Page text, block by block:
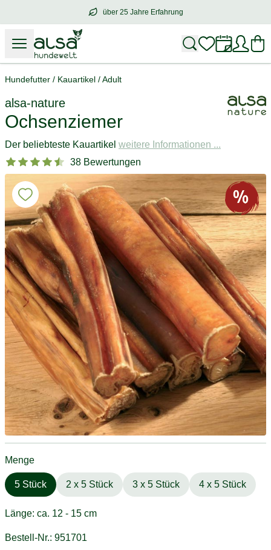
über 25 Jahre Erfahrung
über25 Jahre Erfahrung
Hundefutter / Kauartikel /Adult
alsa-nature
Ochsenziemer
Der beliebteste Kauartikel weitere Informationen ...
38 Bewertungen
Menge
5 Stück 2 x 5 Stück 3 x 5 Stück 4 x 5 Stück
Länge: ca. 12 - 15 cm
Bestell-Nr.: 951701